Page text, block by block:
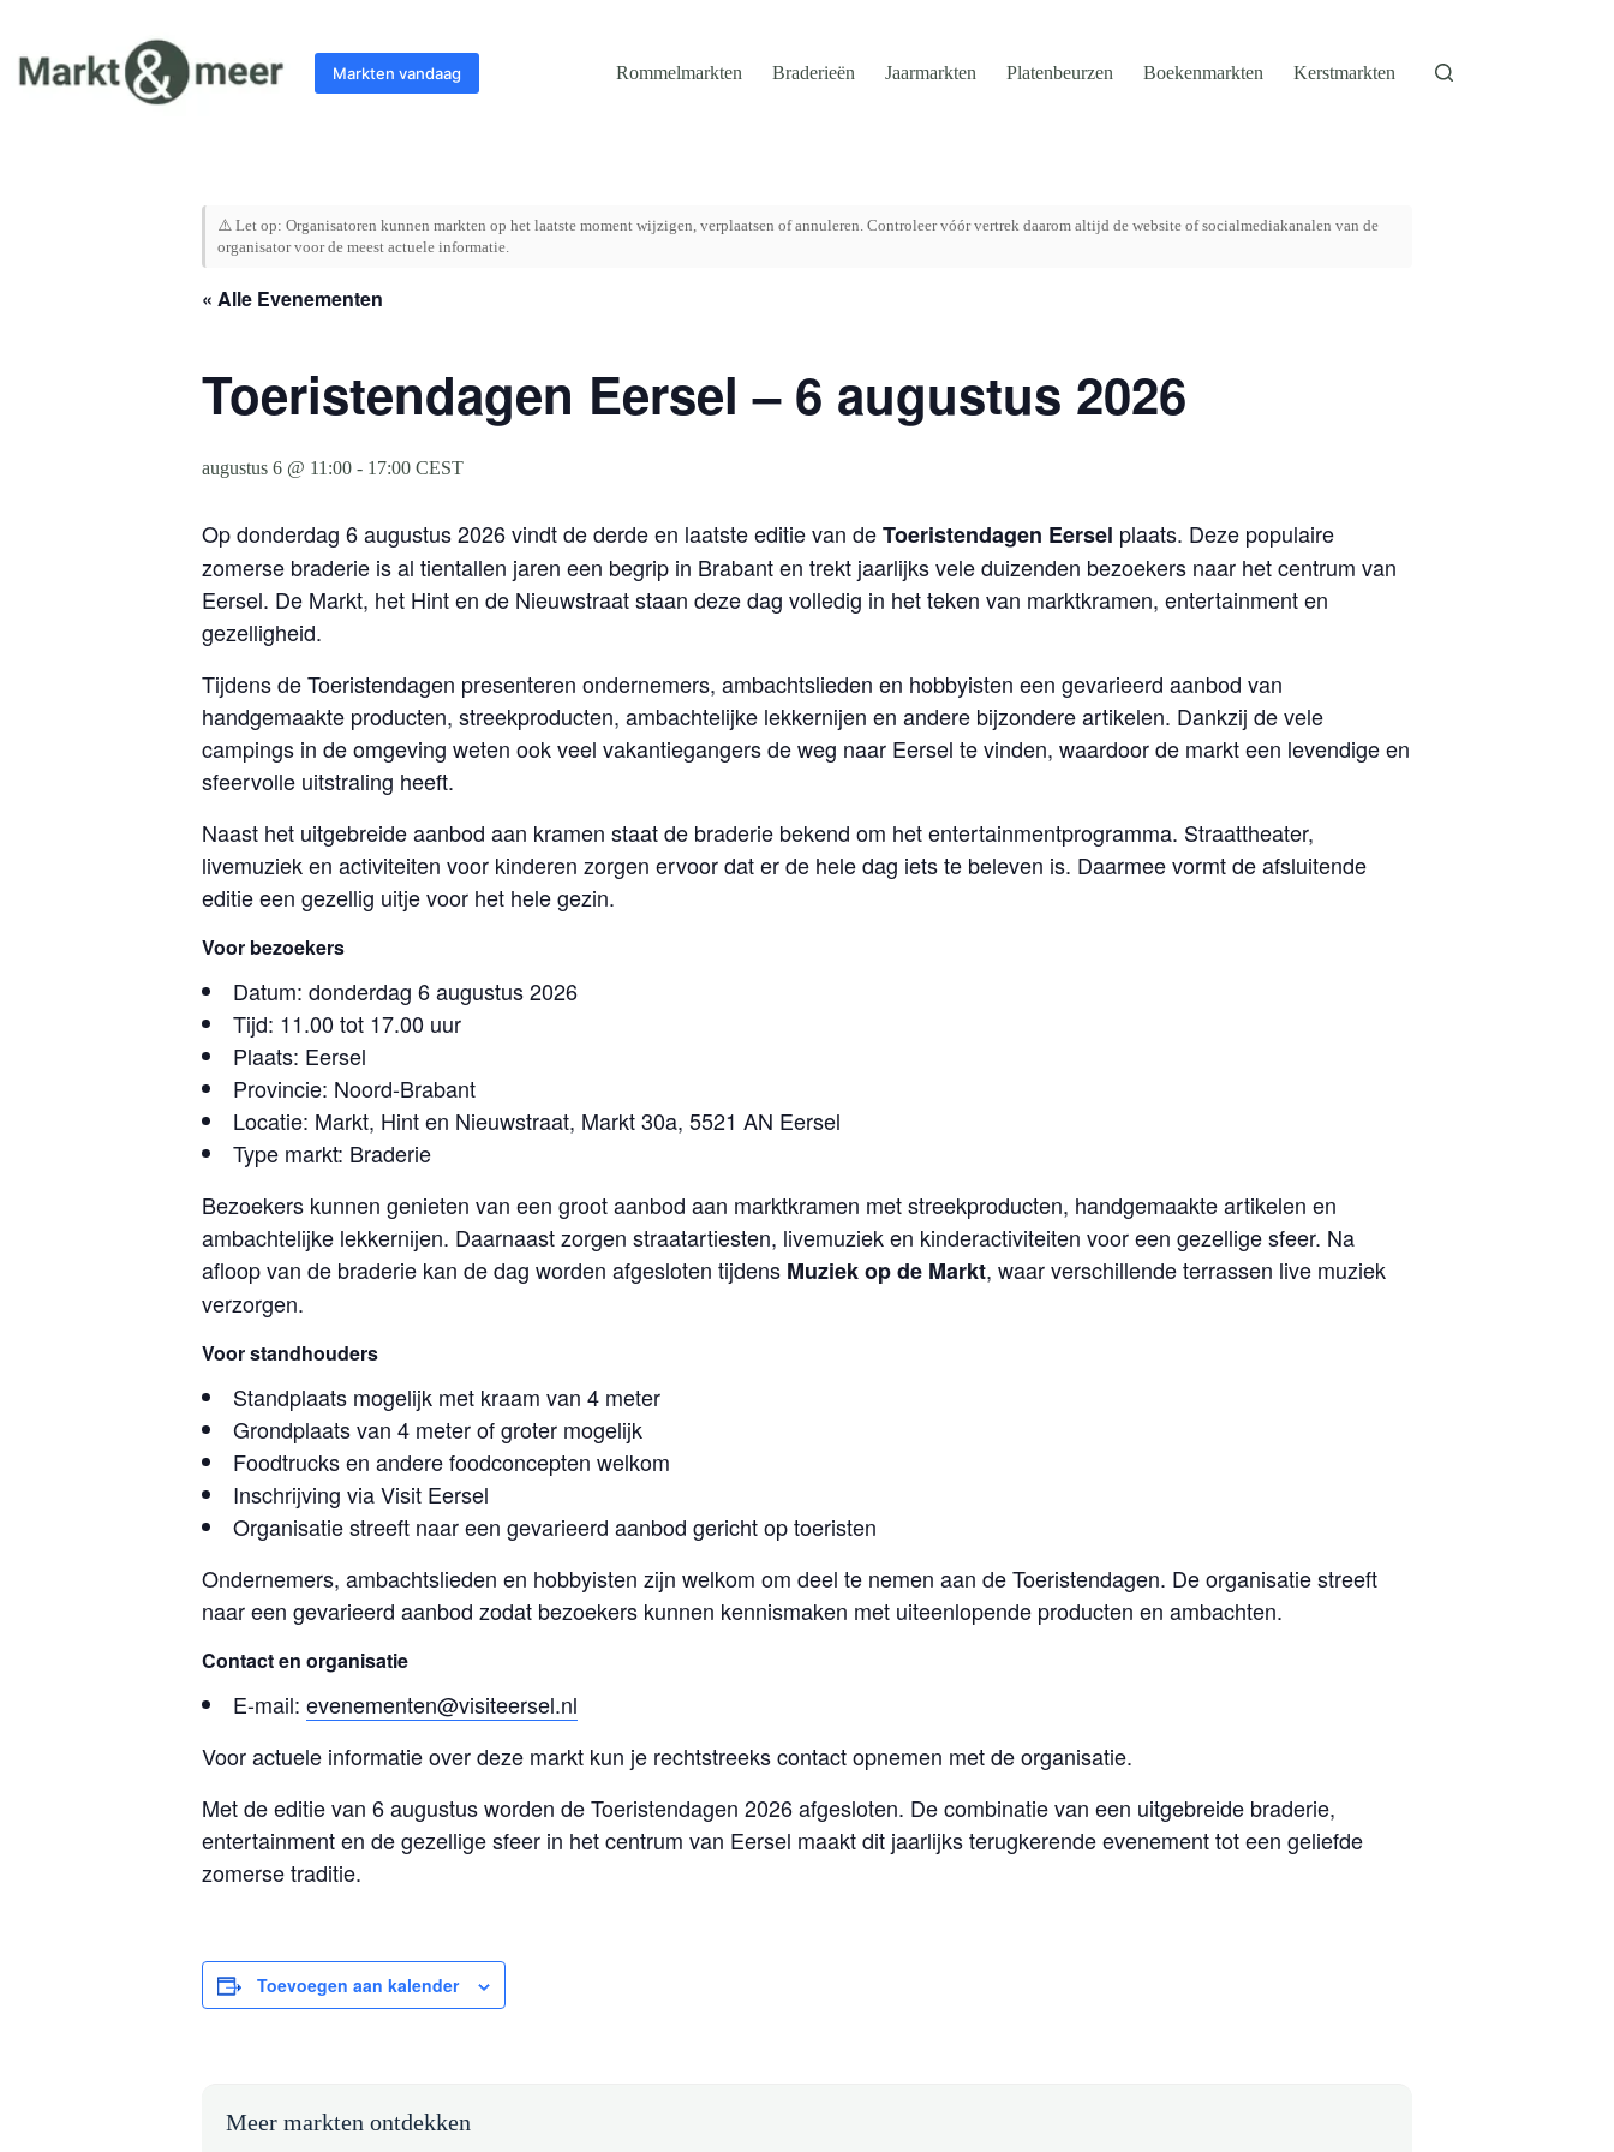
inhoud
Markten vandaag Rommelmarkten Braderieën Jaarmarkten Platenbeurzen Boekenmarkten Kerstmarkten
⚠️ Let op: Organisatoren kunnen markten op het laatste moment wijzigen, verplaatsen of annuleren. Controleer vóór vertrek daarom altijd de website of socialmediakanalen van de
organisator voor de meest actuele informatie.
« Alle Evenementen
Toeristendagen Eersel – 6 augustus 2026
augustus 6 @ 11:00 - 17:00 CEST
Op donderdag 6 augustus 2026 vindt de derde en laatste editie van deToeristendagen Eersel plaats. Deze populaire
zomerse braderie is al tientallen jaren een begrip in Brabant en trekt jaarlijks vele duizenden bezoekers naar het centrum van
Eersel. De Markt, het Hint en de Nieuwstraat staan deze dag volledig in het teken van marktkramen, entertainment en
gezelligheid.
Tijdens de Toeristendagen presenteren ondernemers, ambachtslieden en hobbyisten een gevarieerd aanbod van
handgemaakte producten, streekproducten, ambachtelijke lekkernijen en andere bijzondere artikelen. Dankzij de vele
campings in de omgeving weten ook veel vakantiegangers de weg naar Eersel te vinden, waardoor de markt een levendige en
sfeervolle uitstraling heeft.
Naast het uitgebreide aanbod aan kramen staat de braderie bekend om het entertainmentprogramma. Straattheater,
livemuziek en activiteiten voor kinderen zorgen ervoor dat er de hele dag iets te beleven is. Daarmee vormt de afsluitende
editie een gezellig uitje voor het hele gezin.
Voor bezoekers
Datum: donderdag 6 augustus 2026
Tijd: 11.00 tot 17.00 uur
Plaats: Eersel
Provincie: Noord-Brabant
Locatie: Markt, Hint en Nieuwstraat, Markt 30a, 5521 AN Eersel
Type markt: Braderie
Bezoekers kunnen genieten van een groot aanbod aan marktkramen met streekproducten, handgemaakte artikelen en
ambachtelijke lekkernijen. Daarnaast zorgen straatartiesten, livemuziek en kinderactiviteiten voor een gezellige sfeer. Na
afloop van de braderie kan de dag worden afgesloten tijdens Muziek op de Markt, waar verschillende terrassen live muziek
verzorgen.
Voor standhouders
Standplaats mogelijk met kraam van 4 meter
Grondplaats van 4 meter of groter mogelijk
Foodtrucks en andere foodconcepten welkom
Inschrijving via Visit Eersel
Organisatie streeft naar een gevarieerd aanbod gericht op toeristen
Ondernemers, ambachtslieden en hobbyisten zijn welkom om deel te nemen aan de Toeristendagen. De organisatie streeft
naar een gevarieerd aanbod zodat bezoekers kunnen kennismaken met uiteenlopende producten en ambachten.
Contact en organisatie
E-mail: evenementen@visiteersel.nl
Voor actuele informatie over deze markt kun je rechtstreeks contact opnemen met de organisatie.
Met de editie van 6 augustus worden de Toeristendagen 2026 afgesloten. De combinatie van een uitgebreide braderie,
entertainment en de gezellige sfeer in het centrum van Eersel maakt dit jaarlijks terugkerende evenement tot een geliefde
zomerse traditie.
Toevoegen aan kalender
Meer markten ontdekken